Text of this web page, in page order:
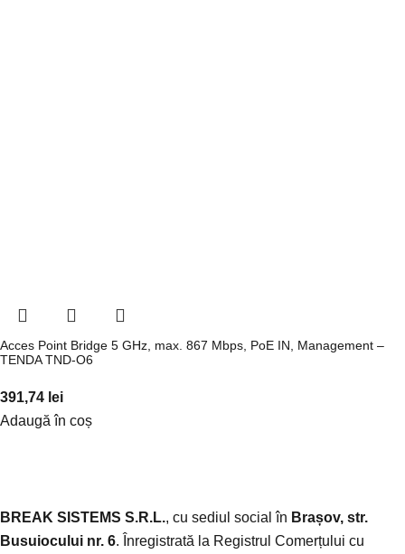
Acces Point Bridge 5 GHz, max. 867 Mbps, PoE IN, Management –
TENDA TND-O6
391,74 lei
Adaugă în coș
BREAK SISTEMS S.R.L., cu sediul social în Brașov, str.
Busuiocului nr. 6. Înregistrată la Registrul Comerțului cu